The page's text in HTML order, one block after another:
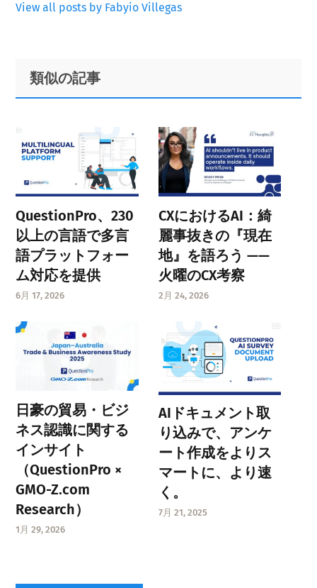
View all posts by Fabyio Villegas
Primary
Sidebar
Footer
類似の記事
QuestionPro、230
以上の言語で多言
語プラットフォー
ム対応を提供
6月 17, 2026
CXにおけるAI：綺
麗事抜きの『現在
地』を語ろう ——
火曜のCX考察
2月 24, 2026
日豪の貿易・ビジ
ネス認識に関する
インサイト
（QuestionPro ×
GMO-Z.com
Research）
1月 29, 2026
AIドキュメント取
り込みで、アンケ
ート作成をよりス
マートに、より速
く。
7月 21, 2025